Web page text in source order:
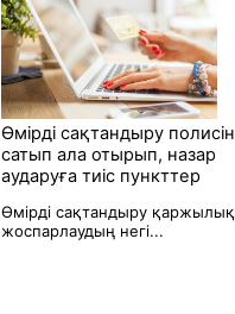
Өмірді сақтандыру полисін
сатып ала отырып, назар
аударуға тиіс пункттер
Өмірді сақтандыру қаржылық
жоспарлаудың негі...